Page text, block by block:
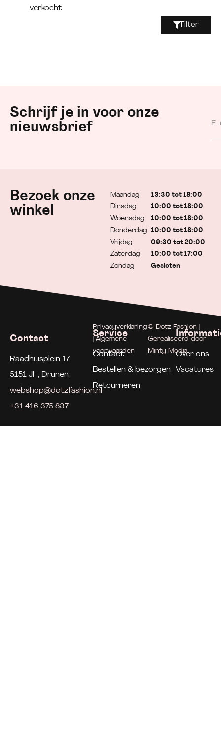
verkocht.
Filter
Schrijf je in voor onze
nieuwsbrief
Bezoek onze
winkel
Maandag
Dinsdag
Woensdag
Donderdag
Vrijdag
Zaterdag
Zondag
13:30 tot 18:00
10:00 tot 18:00
10:00 tot 18:00
10:00 tot 18:00
09:30 tot 20:00
10:00 tot 17:00
Gesloten
Contact
Raadhuisplein 17
5151 JH, Drunen
webshop@dotzfashion.nl
+31 416 375 837
Service
Contact
Bestellen & bezorgen
Retourneren
Over ons
Vacatures
Privacyverklaring
| Algemene
voorwaarden
© Dotz Fashion |
Gerealiseerd door
Minty Media